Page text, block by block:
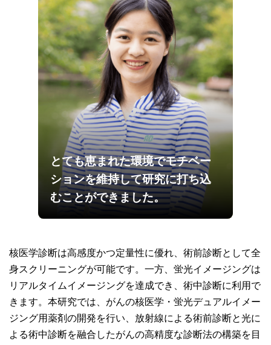
とても恵まれた環境でモチベー
ションを維持して研究に打ち込
むことができました。
核医学診断は高感度かつ定量性に優れ、術前診断として全
身スクリーニングが可能です。一方、蛍光イメージングは
リアルタイムイメージングを達成でき、術中診断に利用で
きます。本研究では、がんの核医学・蛍光デュアルイメー
ジング用薬剤の開発を行い、放射線による術前診断と光に
よる術中診断を融合したがんの高精度な診断法の構築を目